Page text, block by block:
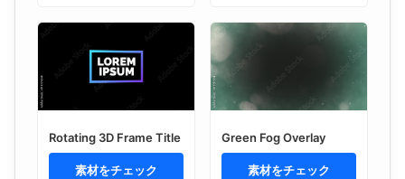
Rotating 3D Frame Title
素材をチェック
Green Fog Overlay
素材をチェック